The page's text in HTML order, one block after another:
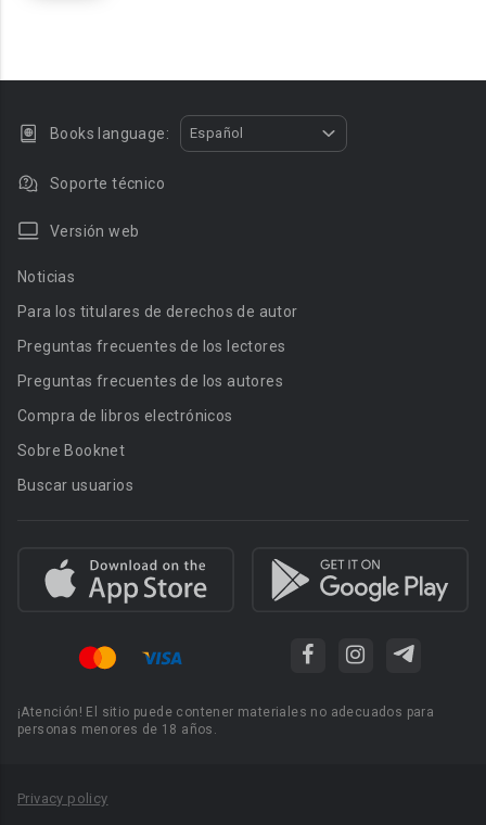
Books language: Español
Soporte técnico
Versión web
Noticias
Para los titulares de derechos de autor
Preguntas frecuentes de los lectores
Preguntas frecuentes de los autores
Compra de libros electrónicos
Sobre Booknet
Buscar usuarios
¡Atención! El sitio puede contener materiales no adecuados para
personas menores de 18 años.
Privacy policy